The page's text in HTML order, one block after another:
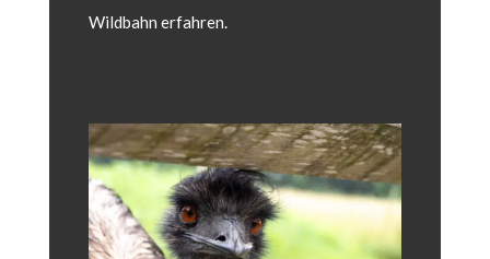
Wild­bahn erfahren.